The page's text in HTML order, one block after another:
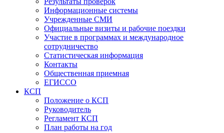
Информационные системы
Учрежденные СМИ
Официальные визиты и рабочие поездки
Участие в программах и международное
сотрудничество
Статистическая информация
Контакты
Общественная приемная
ЕГИССО
КСП
Положение о КСП
Руководитель
Регламент КСП
План работы на год